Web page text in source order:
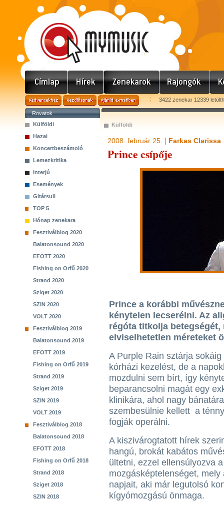
3422 zenekar 12339
Rovatok
Külföldi
Hazai
Koncertbeszámoló
Lemezkritika
Interjú
Események
Gitársuli
TOP 5
Hónap zenekara
Fesztiválblog 2020
Balatonsound 2020
EFOTT 2020
Fishing on Orfű 2020
Strand 2020
Sziget 2020
SZIN 2020
VOLT 2020
Fesztiválblog 2019
Balatonsound 2019
EFOTT 2019
Fishing on Orfű 2019
Strand 2019
Sziget 2019
SZIN 2019
VOLT 2019
Fesztiválblog 2018
Balatonsound 2018
EFOTT 2018
Fishing on Orfű 2018
Strand 2018
Sziget 2018
SZIN 2018
Külföldi
2008. február 25. | Farkas Clarissa
Prince csípője
Prince a korábbi
kénytelen lecserélni. Az
régóta titkolja
elviselhetetlen méreteket
A Purple Rain sztárja
kórházi kezelést, de a
mozdulni sem bírt, így
beparancsolni magát egy
klinikára, ahol nagy bánatára
szembesülnie kellett a
fogják operálni.
A kiszivárogtatott hírek
hangú, brokát kabátos
ültetni, ezzel ellensúlyozva
mozgásképtelenséget,
napjait, aki már legutolsó
kígyómozgású önmaga.